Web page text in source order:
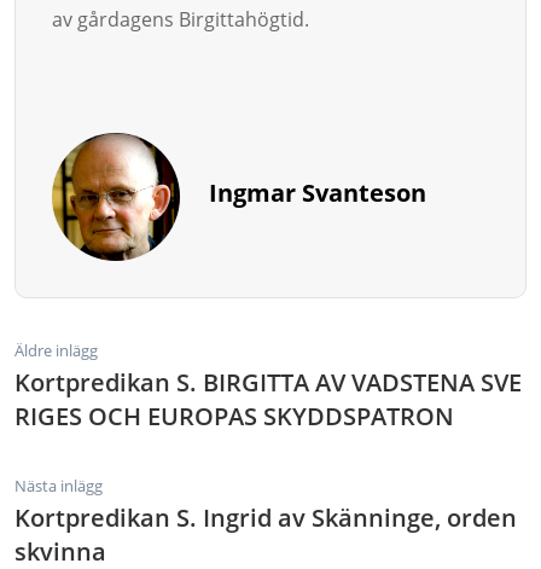
av gårdagens Birgittahögtid.
Ingmar Svanteson
Äldre inlägg
Kortpredikan S. BIRGITTA AV VADSTENA SVE
RIGES OCH EUROPAS SKYDDSPATRON
Nästa inlägg
Kortpredikan S. Ingrid av Skänninge, orden
skvinna